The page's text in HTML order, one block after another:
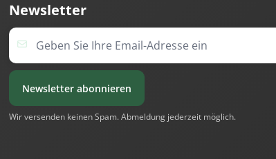
Newsletter
E-Mail Adresse
Newsletter abonnieren
Wir versenden keinen Spam. Abmeldung jederzeit möglich.